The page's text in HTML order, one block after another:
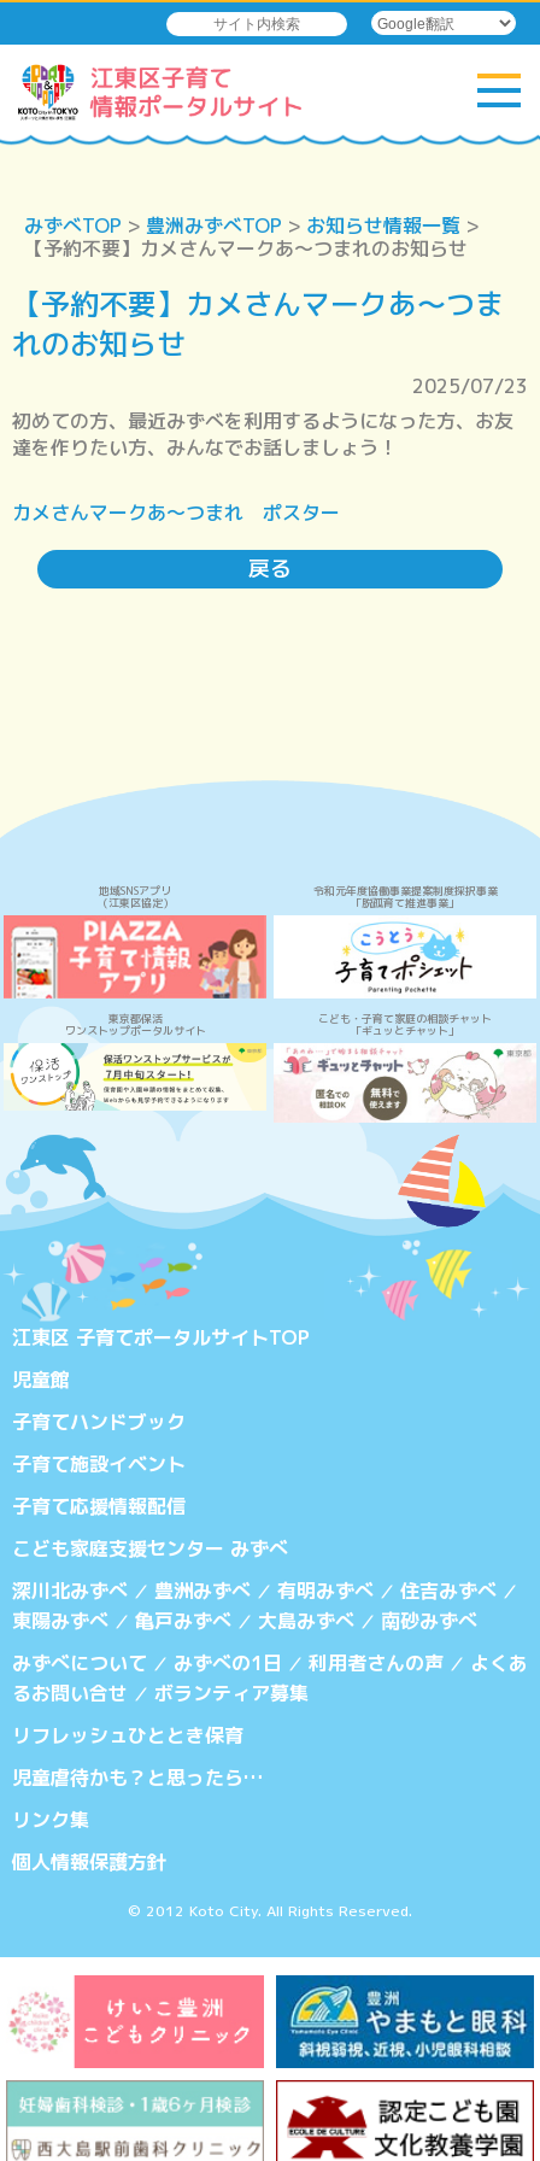
みずべTOP > 豊洲みずべTOP > お知らせ情報一覧 >
【予約不要】カメさんマークあ～つまれのお知らせ
【予約不要】カメさんマークあ～つま
れのお知らせ
2025/07/23
初めての方、最近みずべを利用するようになった方、お友
達を作りたい方、みんなでお話しましょう！
カメさんマークあ～つまれ ポスター
戻る
地域SNSアプリ
（江東区協定）
令和元年度協働事業提案制度採択事業
「脱孤育て推進事業」
東京都保活
ワンストップポータルサイト
こども・子育て家庭の相談チャット
「ギュッとチャット」
江東区 子育てポータルサイトTOP
児童館
子育てハンドブック
子育て施設イベント
子育て応援情報配信
こども家庭支援センター みずべ
深川北みずべ ／ 豊洲みずべ ／ 有明みずべ ／ 住吉みずべ ／
東陽みずべ ／ 亀戸みずべ ／ 大島みずべ ／ 南砂みずべ
みずべについて ／ みずべの1日 ／ 利用者さんの声 ／ よくあ
るお問い合せ ／ ボランティア募集
リフレッシュひととき保育
児童虐待かも？と思ったら…
リンク集
個人情報保護方針
© 2012 Koto City. All Rights Reserved.